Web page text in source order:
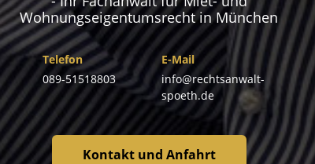
Wohnungseigentumsrecht in München
Telefon
089-51518803
E-Mail
info@rechtsanwalt-
spoeth.de
Kontakt und Anfahrt